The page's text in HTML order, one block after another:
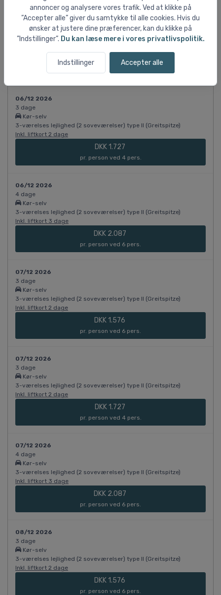
annoncer og analysere vores trafik. Ved at klikke på
”Accepter alle” giver du samtykke til alle cookies. Hvis du
ønsker at justere dine præferencer, kan du klikke på
”Indstillinger”. Du kan læse mere i vores privatlivspolitik.
Indstillinger Accepter alle
06/12 2026
3 dage
Kør-selv
3-værelses lejlighed (2 soveværelser) type II (Greitspitze)
DKK 1.576
pr. person ved 6 pers.
06/12 2026
3 dage
Kør-selv
3-værelses lejlighed (2 soveværelser) type II (Greitspitze)
Inkl. liftkort 2 dage
DKK 1.727
pr. person ved 4 pers.
06/12 2026
4 dage
Kør-selv
3-værelses lejlighed (2 soveværelser) type II (Greitspitze)
Inkl. liftkort 3 dage
DKK 2.087
pr. person ved 6 pers.
07/12 2026
3 dage
Kør-selv
3-værelses lejlighed (2 soveværelser) type II (Greitspitze)
Inkl. liftkort 2 dage
DKK 1.576
pr. person ved 6 pers.
07/12 2026
3 dage
Kør-selv
3-værelses lejlighed (2 soveværelser) type II (Greitspitze)
Inkl. liftkort 2 dage
DKK 1.727
pr. person ved 4 pers.
07/12 2026
4 dage
Kør-selv
3-værelses lejlighed (2 soveværelser) type II (Greitspitze)
Inkl. liftkort 3 dage
DKK 2.087
pr. person ved 6 pers.
08/12 2026
3 dage
Kør-selv
3-værelses lejlighed (2 soveværelser) type II (Greitspitze)
Inkl. liftkort 2 dage
DKK 1.576
pr. person ved 6 pers.